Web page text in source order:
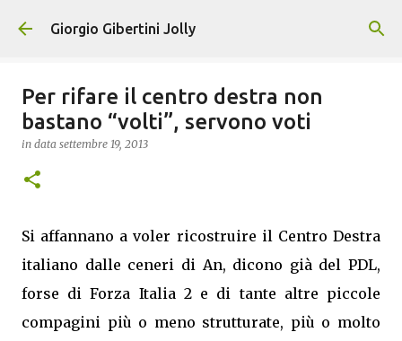
Passa ai contenuti principali
Giorgio Gibertini Jolly
Per rifare il centro destra non
bastano “volti”, servono voti
in data settembre 19, 2013
Si affannano a voler ricostruire il Centro Destra
italiano dalle ceneri di An, dicono già del PDL,
forse di Forza Italia 2 e di tante altre piccole
compagini più o meno strutturate, più o molto